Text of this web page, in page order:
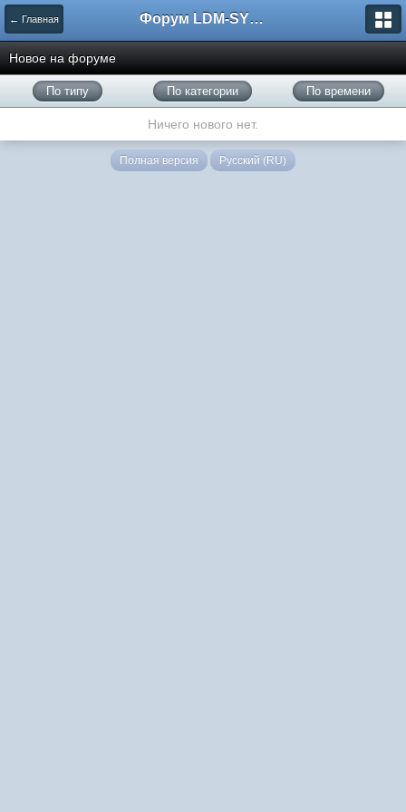
← Главная Форум LDM-SYSTEMS
Новое на форуме
По типу По категории По времени
Ничего нового нет.
Полная версия Русский (RU)